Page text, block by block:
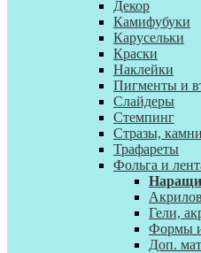
Декор
Камифубуки
Карусельки
Краски
Наклейки
Пигменты и
Слайдеры
Стемпинг
Стразы,
Трафареты
Фольга и
Гели,
Формы
Доп.